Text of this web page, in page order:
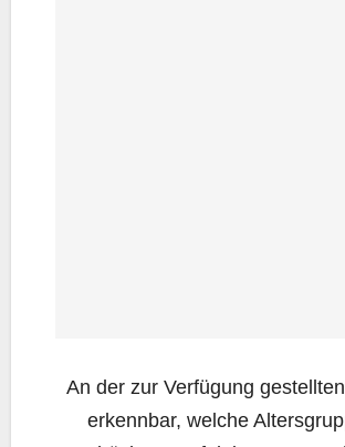
An der zur Ver­fü­gung
erkenn­bar, wel­che